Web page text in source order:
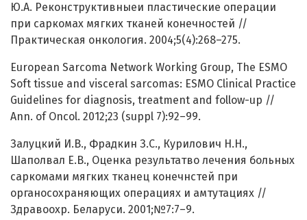
Ю.А. Реконструктивныеи пластические операции
при саркомах мягких тканей конечностей //
Практическая онкология. 2004;5(4):268–275.
European Sarcoma Network Working Group, The ESMO
Soft tissue and visceral sarcomas: ESMO Clinical Practice
Guidelines for diagnosis, treatment and follow-up //
Ann. of Oncol. 2012;23 (suppl 7):92–99.
Залуцкий И.В., Фрадкин З.С., Курилович Н.Н.,
Шаполвал Е.В., Оценка результатво лечения больных
саркомами мягких тканец конечнстей при
органосохраняющих операциях и амтутациях //
Здравоохр. Беларуси. 2001;№7:7–9.